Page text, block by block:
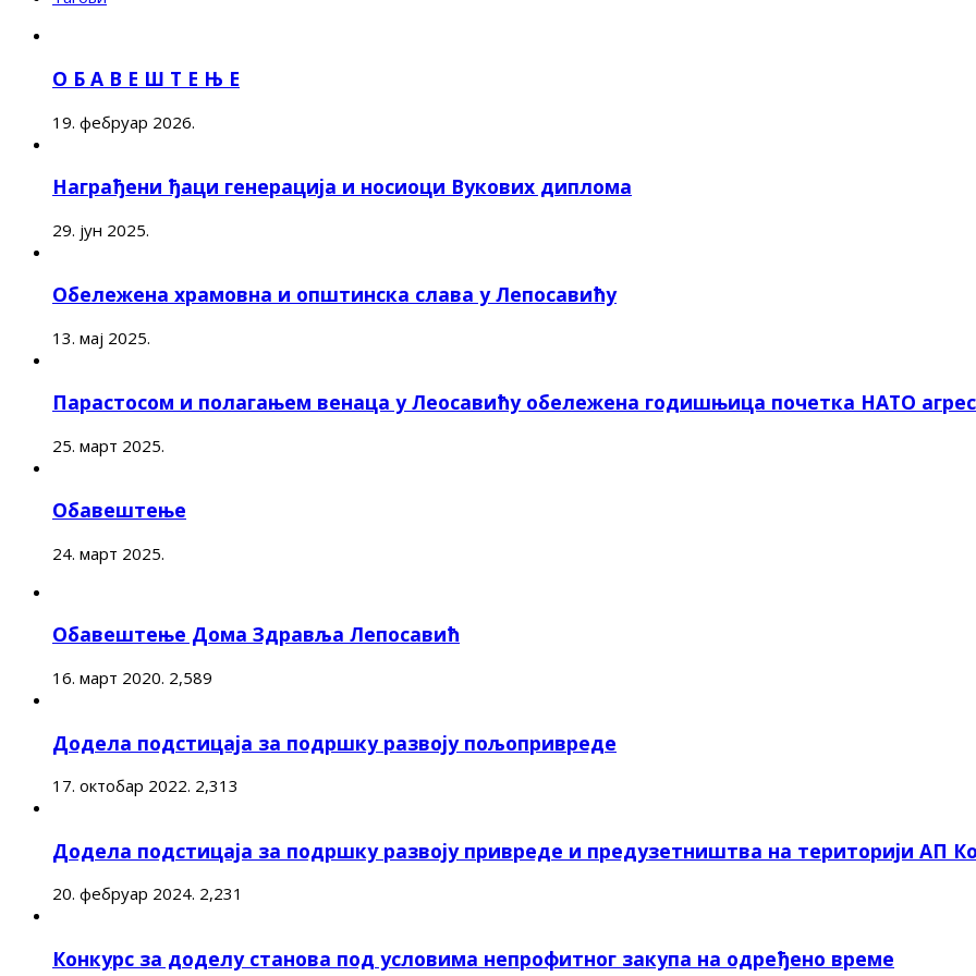
О Б А В Е Ш Т Е Њ Е
19. фебруар 2026.
Награђени ђаци генерација и носиоци Вукових диплома
29. јун 2025.
Обележена храмовна и општинска слава у Лепосавићу
13. мај 2025.
Парастосом и полагањем венаца у Леосавићу обележена годишњица почетка НАТО
25. март 2025.
Обавештење
24. март 2025.
Обавештење Дома Здравља Лепосавић
16. март 2020. 2,589
Додела подстицаја за подршку развоју пољопривреде
17. октобар 2022. 2,313
Додела подстицаја за подршку развоју привреде и предузетништва на територији АП
20. фебруар 2024. 2,231
Конкурс за доделу станова под условима непрофитног закупа на одређено време